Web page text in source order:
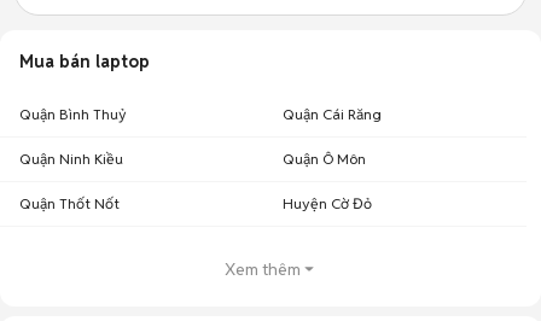
Mua bán laptop
Quận Bình Thuỷ Quận Cái Răng
Quận Ninh Kiều Quận Ô Môn
Quận Thốt Nốt Huyện Cờ Đỏ
Xem thêm